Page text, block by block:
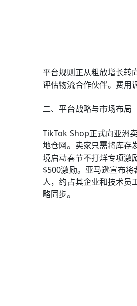
平台规则正从粗放增长转
评估物流合作伙伴。费用
二、平台战略与市场布局
TikTok Shop正式向亚洲
地仓网。卖家只需将库存
境启动春节不打烊专项激
$500激励。亚马逊宣布
人，约占其企业和技术员
略同步。